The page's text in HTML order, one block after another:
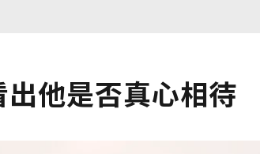
他是否真心相待